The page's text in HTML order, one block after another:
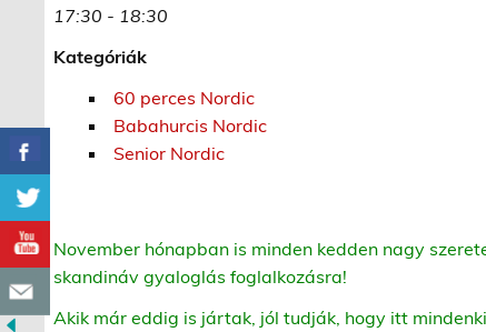
17:30 - 18:30
Kategóriák
60 perces Nordic
Babahurcis Nordic
Senior Nordic
November hónapban is minden kedden nagy
skandináv gyaloglás foglalkozásra!
Akik már eddig is jártak, jól tudják, hogy itt